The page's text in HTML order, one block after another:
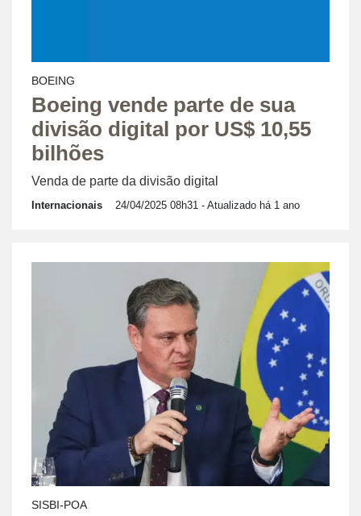
BOEING
Boeing vende parte de sua
divisão digital por US$ 10,55
bilhões
Venda de parte da divisão digital
Internacionais 24/04/2025 08h31 - Atualizado há 1 ano
SISBI-POA